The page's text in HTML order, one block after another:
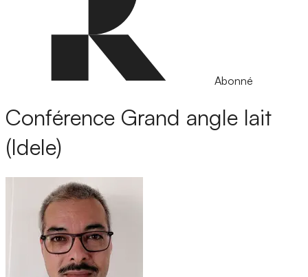
Abonné
Conférence Grand angle lait
(Idele)